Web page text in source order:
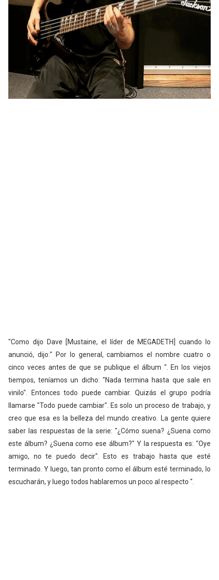
"Como dijo Dave [Mustaine, el líder de MEGADETH] cuando lo
anunció, dijo:" Por lo general, cambiamos el nombre cuatro o
cinco veces antes de que se publique el álbum ". En los viejos
tiempos, teníamos un dicho: "Nada termina hasta que sale en
vinilo". Entonces todo puede cambiar. Quizás el grupo podría
llamarse "Todo puede cambiar". Es solo un proceso de trabajo, y
creo que esa es la belleza del mundo creativo. La gente quiere
saber las respuestas de la serie: "¿Cómo suena? ¿Suena como
este álbum? ¿Suena como ese álbum?" Y la respuesta es: "Oye
amigo, no te puedo decir". Esto es trabajo hasta que esté
terminado. Y luego, tan pronto como el álbum esté terminado, lo
escucharán, y luego todos hablaremos un poco al respecto ".